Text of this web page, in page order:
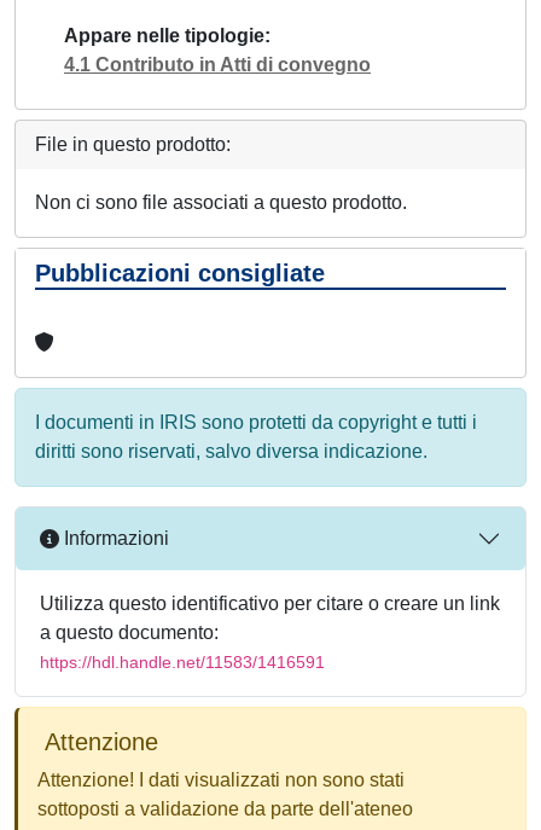
Appare nelle tipologie
4.1 Contributo in Atti di convegno
File in questo prodotto:
Non ci sono file associati a questo prodotto.
Pubblicazioni consigliate
I documenti in IRIS sono protetti da copyright e tutti i
diritti sono riservati, salvo diversa indicazione.
Informazioni
Utilizza questo identificativo per citare o creare un link
a questo documento:
https://hdl.handle.net/11583/1416591
Attenzione
Attenzione! I dati visualizzati non sono stati
sottoposti a validazione da parte dell'ateneo